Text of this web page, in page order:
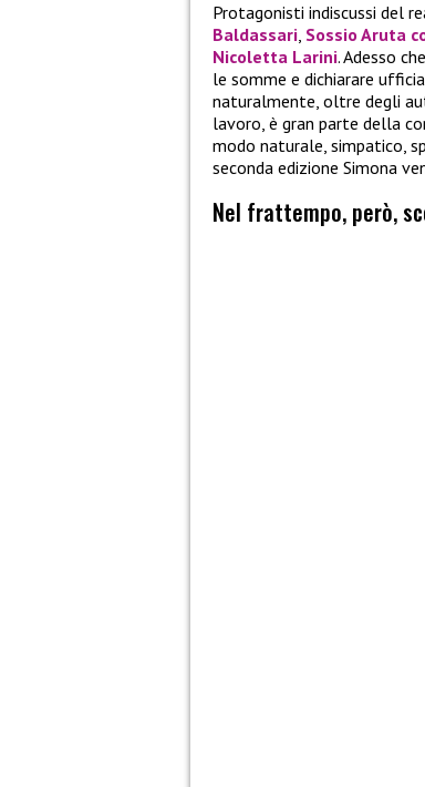
Protagonisti indiscussi del
Baldassari, Sossio Aruta
Nicoletta Larini. Adesso
le somme e dichiarare
naturalmente, oltre degli
lavoro, è gran parte della
modo naturale, simpatico,
seconda edizione Simona
Nel frattempo, però,